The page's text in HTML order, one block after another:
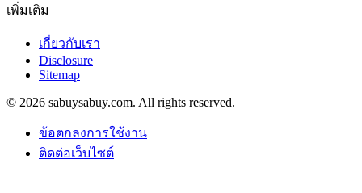
เพิ่มเติม
เกี่ยวกับเรา
Disclosure
Sitemap
© 2026 sabuysabuy.com. All rights reserved.
ข้อตกลงการใช้งาน
ติดต่อเว็บไซต์